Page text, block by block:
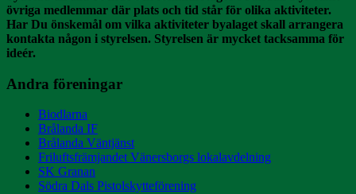
övriga medlemmar där plats och tid står för olika aktiviteter.
Har Du önskemål om vilka aktiviteter byalaget skall arrangera
kontakta någon i styrelsen. Styrelsen är mycket tacksamma för
ideér.
Andra föreningar
Biodlarna
Brålanda IF
Brålanda Väntjänst
Friluftsfrämjandet Vänersborgs lokalavdelning
SK Granan
Södra Dals Pistolskytteförening